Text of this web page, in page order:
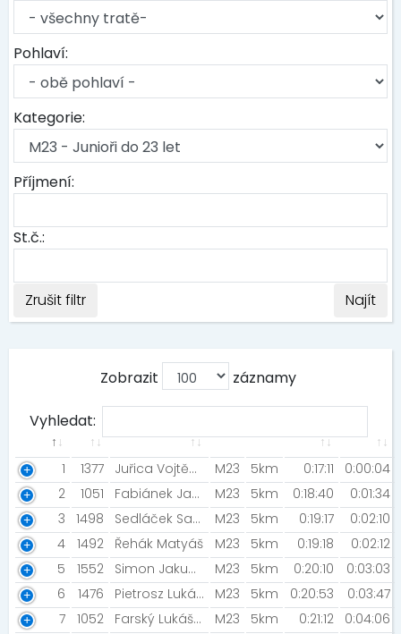
Pohlaví:
Kategorie:
Příjmení:
St.č.:
Zrušit filtr Najít
Zobrazit záznamy
Vyhledat:
1 1377 Juřica Vojtěch [TJ Slezan Frýdek-Místek] M23 5km 0:17:11
0:00:04
2
1051 Fabiánek Jakub [KVS Šumperk] M23 5km 0:18:40
0:01:34
3
1498 Sedláček Samo [LF Upol] M23 5km 0:19:17
0:02:10
4
1492 Řehák Matyáš M23 5km 0:19:18
0:02:12
5
1552 Simon Jakub [Polička] M23 5km 0:20:10
0:03:03
6
1476 Pietrosz Lukáš [MIZUNO TEAM ] M23 5km 0:20:53
0:03:47
7
1052 Farský Lukáš [Mizuno Team] M23 5km 0:21:12
0:04:06